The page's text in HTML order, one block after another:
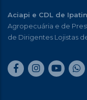
Aciapi e CDL de
Agropecuária e de
de Dirigentes Lojistas